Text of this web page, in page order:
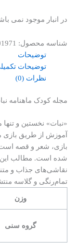
در انبار موجود نمی
شناسه محصول:
توضیحات
توضیحات
نظرات (0)
مجله کودک ماهنامه نبات شماره 54
«نبات» نخستین و
آموزش از طریق بازی
شده است. مطالب این
نقاشی‌های جذاب و
تمام‌رنگی و گلاسه
وزن
گروه سنی